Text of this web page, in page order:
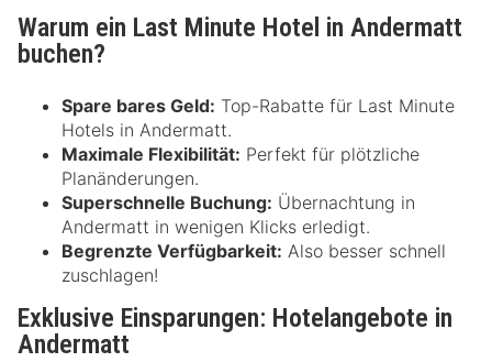
Warum ein Last Minute Hotel in Andermatt
buchen?
Spare bares Geld: Top-Rabatte für Last Minute
Hotels in Andermatt.
Maximale Flexibilität: Perfekt für plötzliche
Planänderungen.
Superschnelle Buchung: Übernachtung in
Andermatt in wenigen Klicks erledigt.
Begrenzte Verfügbarkeit: Also besser schnell
zuschlagen!
Exklusive Einsparungen: Hotelangebote in
Andermatt